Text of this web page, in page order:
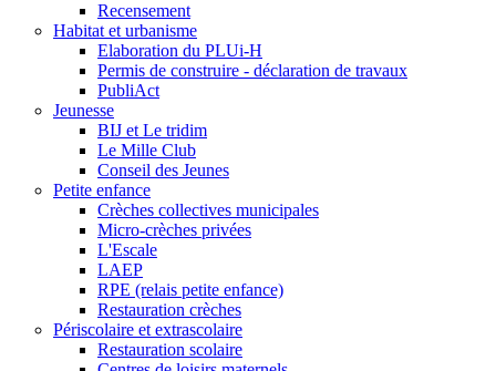
Recensement
Habitat et urbanisme
Elaboration du PLUi-H
Permis de construire - déclaration de travaux
PubliAct
Jeunesse
BIJ et Le tridim
Le Mille Club
Conseil des Jeunes
Petite enfance
Crèches collectives municipales
Micro-crèches privées
L'Escale
LAEP
RPE (relais petite enfance)
Restauration crèches
Périscolaire et extrascolaire
Restauration scolaire